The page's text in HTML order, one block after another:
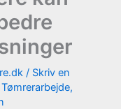
/ Skriv en
Tømrerarbejde,